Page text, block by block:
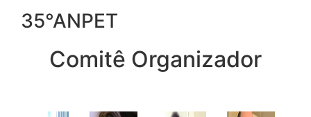
35°ANPET
Comitê Organizador